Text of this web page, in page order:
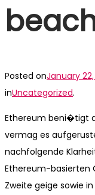
Posted onJanuary
inUncategorized.
Ethereum beni�tigt
vermag es
nachfolgende
Ethereum-basierten
Zweite geige sowie